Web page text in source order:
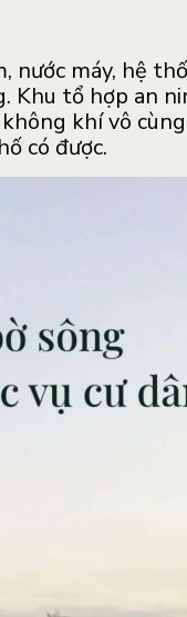
nước máy, hệ
tổ hợp an
khí vô
có được.